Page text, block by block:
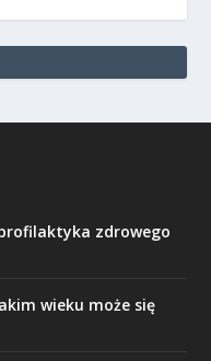
zdrowego
wieku może się